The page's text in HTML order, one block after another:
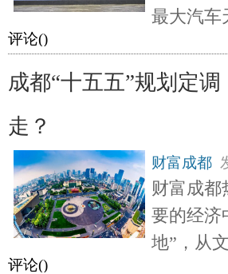
最大汽
评论()
成都“十五五”规划定
走？
财富成都
财富成都
要的经济
地”，从
评论()